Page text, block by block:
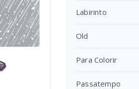
Labirinto
Old
Para Colorir
Passatempo